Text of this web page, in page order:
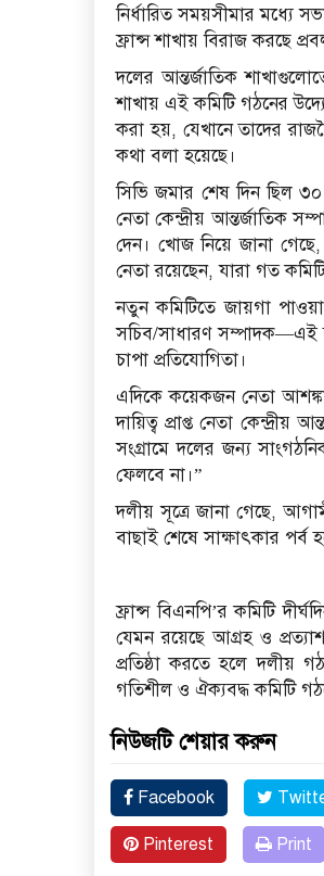
নির্ধারিত সময়সীমার মধ্যে
ফ্রান্স শাখায় বিরাজ করছে
দলের আন্তর্জাতিক
শাখায় এই কমিটি গঠনের
করা হয়, যেখানে তাদের
কথা বলা হয়েছে।
সিভি জমার শেষ দিন ছিল ৩০
নেতা কেন্দ্রীয় আন্তর্জাতিক
দেন। খোজ নিয়ে জানা
নেতা রয়েছেন, যারা গত
নতুন কমিটিতে জায়গা
সচিব/সাধারণ সম্পাদক—এই
চাপা প্রতিযোগিতা।
এদিকে কয়েকজন নেতা আশঙ্কা
দায়িত্ব প্রাপ্ত নেতা
সংগ্রামে দলের জন্য
ফেলবে না।”
দলীয় সূত্রে জানা গেছে,
বাছাই শেষে সাক্ষাৎকার পর্ব
ফ্রান্স বিএনপি’র কমিটি
যেমন রয়েছে আগ্রহ ও
প্রতিষ্ঠা করতে হলে দলীয়
গতিশীল ও ঐক্যবদ্ধ কমিটি
নিউজটি শেয়ার করুন
Facebook
Pinterest Print